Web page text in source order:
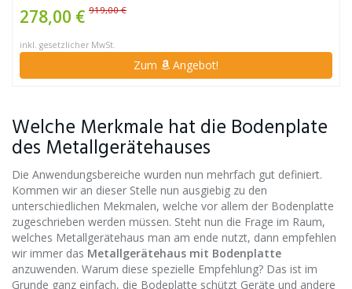
278,00 € 919,00 €
inkl. gesetzlicher MwSt.
Zum Angebot!
Welche Merkmale hat die Bodenplate
des Metallgerätehauses
Die Anwendungsbereiche wurden nun mehrfach gut definiert.
Kommen wir an dieser Stelle nun ausgiebig zu den
unterschiedlichen Mekmalen, welche vor allem der Bodenplatte
zugeschrieben werden müssen. Steht nun die Frage im Raum,
welches Metallgerätehaus man am ende nutzt, dann empfehlen
wir immer das Metallgerätehaus mit Bodenplatte
anzuwenden. Warum diese spezielle Empfehlung? Das ist im
Grunde ganz einfach, die Bodeplatte schützt Geräte und andere